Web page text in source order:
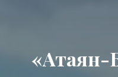
«Атаян-